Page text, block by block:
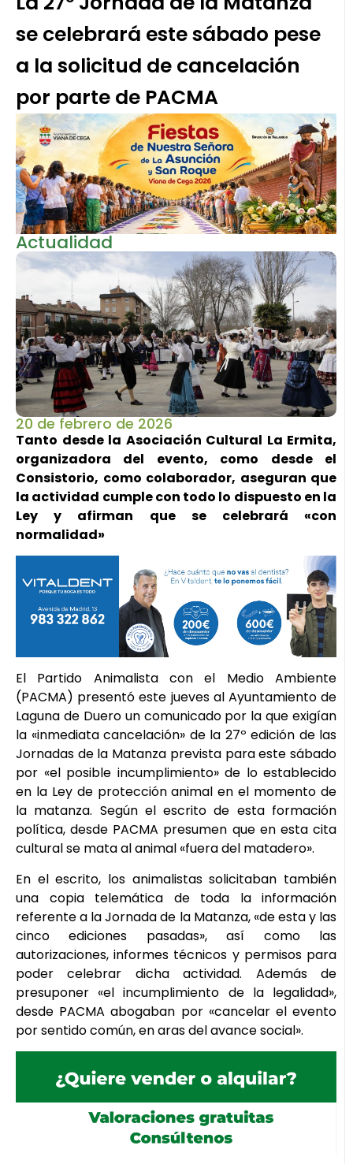
se celebrará este sábado pese
a la solicitud de cancelación
por parte de PACMA
Actualidad
20 de febrero de 2026
Tanto desde la Asociación Cultural La Ermita,
organizadora del evento, como desde el
Consistorio, como colaborador, aseguran que
la actividad cumple con todo lo dispuesto en la
Ley y afirman que se celebrará «con
normalidad»
El Partido Animalista con el Medio Ambiente
(PACMA) presentó este jueves al Ayuntamiento de
Laguna de Duero un comunicado por la que exigían
la «inmediata cancelación» de la 27º edición de las
Jornadas de la Matanza prevista para este sábado
por «el posible incumplimiento» de lo establecido
en la Ley de protección animal en el momento de
la matanza. Según el escrito de esta formación
política, desde PACMA presumen que en esta cita
cultural se mata al animal «fuera del matadero».
En el escrito, los animalistas solicitaban también
una copia telemática de toda la información
referente a la Jornada de la Matanza, «de esta y las
cinco ediciones pasadas», así como las
autorizaciones, informes técnicos y permisos para
poder celebrar dicha actividad. Además de
presuponer «el incumplimiento de la legalidad»,
desde PACMA abogaban por «cancelar el evento
por sentido común, en aras del avance social».